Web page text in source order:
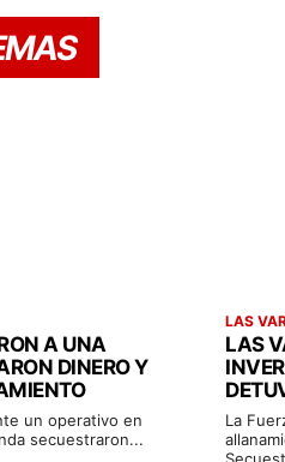
A UNA
DINERO Y
un operativo en
secuestraron...
LAS
LAS
La